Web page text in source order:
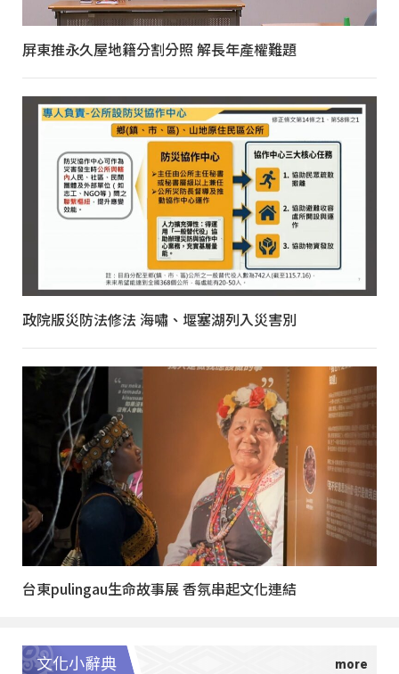
屏東推永久屋地籍分割分照 解長年產權難題
政院版災防法修法 海嘯、堰塞湖列入災害別
台東pulingau生命故事展 香氛串起文化連結
文化小辭典